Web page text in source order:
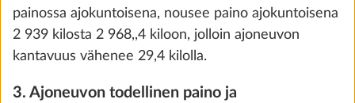
painossa ajokuntoisena, nousee paino ajokuntoisena
2 939 kilosta 2 968,,4 kiloon, jolloin ajoneuvon
kantavuus vähenee 29,4 kilolla.
3. Ajoneuvon todellinen paino ja